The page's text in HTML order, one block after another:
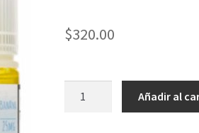
$320.00
Añadir al